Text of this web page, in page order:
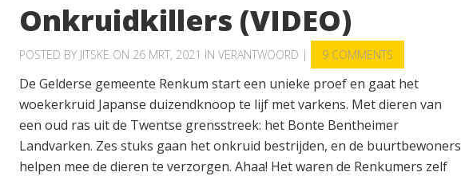
Onkruidkillers (VIDEO)
POSTED BY JITSKE ON 26 MRT, 2021 IN VERANTWOORD | 9 COMMENTS
De Gelderse gemeente Renkum start een unieke proef en gaat het
woekerkruid Japanse duizendknoop te lijf met varkens. Met dieren van
een oud ras uit de Twentse grensstreek: het Bonte Bentheimer
Landvarken. Zes stuks gaan het onkruid bestrijden, en de buurtbewoners
helpen mee de dieren te verzorgen. Ahaa! Het waren de Renkumers zelf